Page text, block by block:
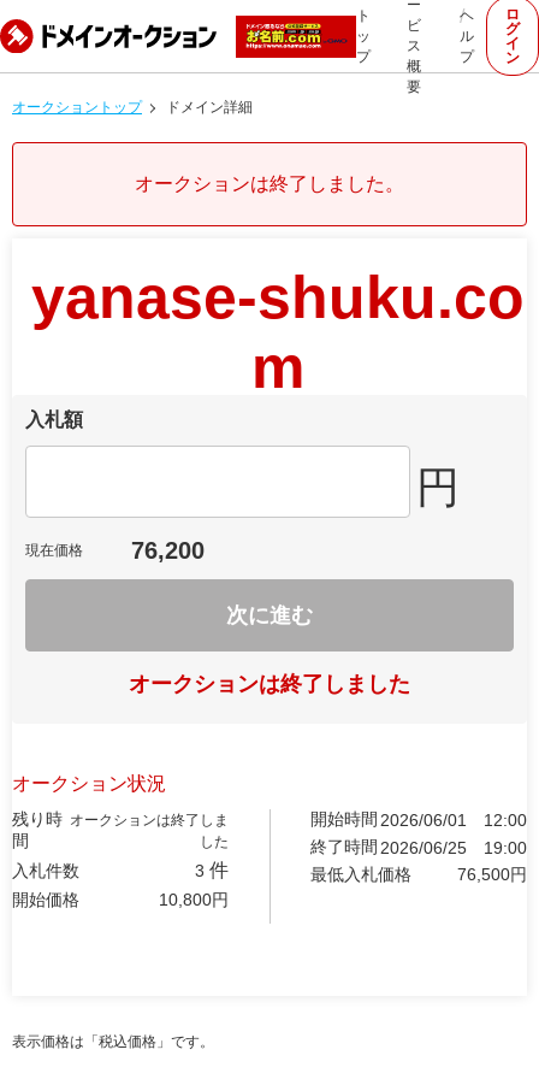
ト
ッ
プ
ー
ビ
ス
概
要
ヘ
ル
プ
ロ
グ
イ
ン
オークショントップ ドメイン詳細
オークションは終了しました。
yanase-shuku.co
m
入札額
円
現在価格 76,200
次に進む
オークションは終了しました
オークション状況
残り時
間
オークションは終了しま
した
入札件数 3 件
開始価格 10,800円
開始時間 2026/06/01
12:00
終了時間 2026/06/25
19:00
最低入札価格
76,500円
表示価格は「税込価格」です。